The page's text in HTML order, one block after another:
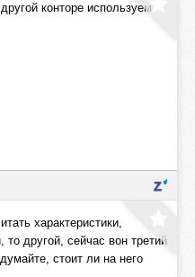
конторе используем
характеристики,
другой, сейчас вон третий
стоит ли на него